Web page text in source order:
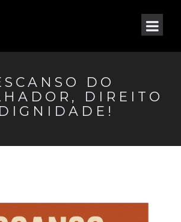
DO
DIREITO